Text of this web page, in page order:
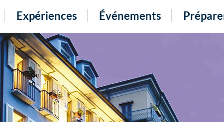
Expériences Événements